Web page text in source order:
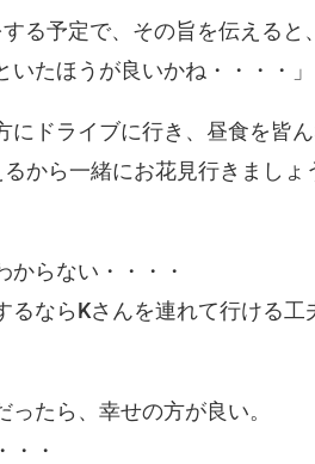
る予定で、その旨を伝える
たほうが良いかね・・・・
ドライブに行き、昼食を皆
から一緒にお花見行きまし
からない・・・・
ならKさんを連れて行ける工
たら、幸せの方が良い。
・・